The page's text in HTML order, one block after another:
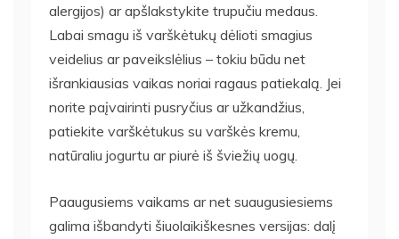
alergijos) ar apšlakstykite trupučiu medaus.
Labai smagu iš varškėtukų dėlioti smagius
veidelius ar paveikslėlius – tokiu būdu net
išrankiausias vaikas noriai ragaus patiekalą. Jei
norite paįvairinti pusryčius ar užkandžius,
patiekite varškėtukus su varškės kremu,
natūraliu jogurtu ar piurė iš šviežių uogų.
Paaugusiems vaikams ar net suaugusiesiems
galima išbandyti šiuolaikiškesnes versijas: dalį